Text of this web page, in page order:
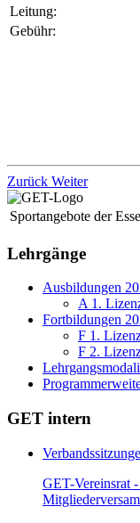
Leitung:
Gebühr:
Zurück Weiter
Sportangebote der
Lehrgänge
Ausbildungen
A 1.
Fortbildungen
F 1.
F 2.
GET intern
GET-Vereinsrat